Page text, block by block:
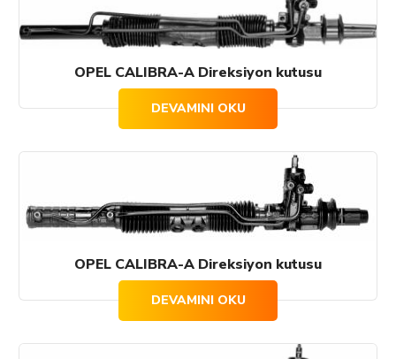
OPEL CALIBRA-A Direksiyon kutusu
DEVAMINI OKU
OPEL CALIBRA-A Direksiyon kutusu
DEVAMINI OKU